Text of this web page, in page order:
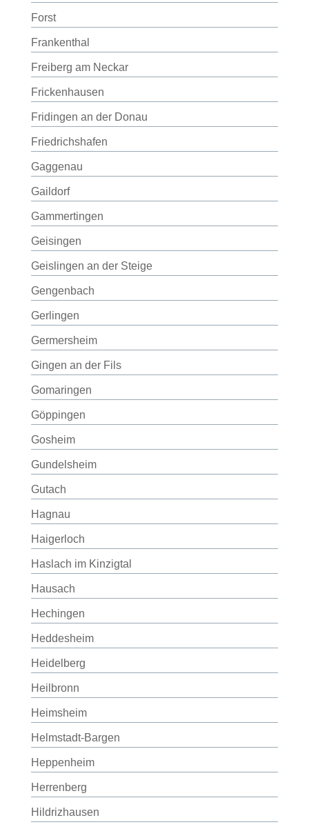
Forst
Frankenthal
Freiberg am Neckar
Frickenhausen
Fridingen an der Donau
Friedrichshafen
Gaggenau
Gaildorf
Gammertingen
Geisingen
Geislingen an der Steige
Gengenbach
Gerlingen
Germersheim
Gingen an der Fils
Gomaringen
Göppingen
Gosheim
Gundelsheim
Gutach
Hagnau
Haigerloch
Haslach im Kinzigtal
Hausach
Hechingen
Heddesheim
Heidelberg
Heilbronn
Heimsheim
Helmstadt-Bargen
Heppenheim
Herrenberg
Hildrizhausen